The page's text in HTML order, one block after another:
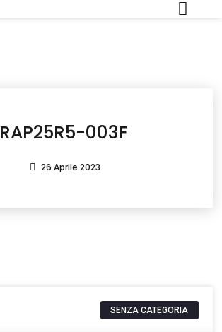
RAP25R5-003F
26 Aprile 2023
SENZA CATEGORIA